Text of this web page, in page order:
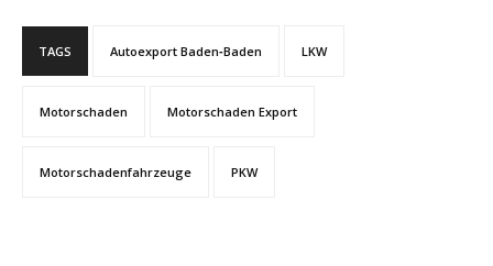
TAGS Autoexport Baden‑Baden LKW
Motorschaden Motorschaden Export
Motorschadenfahrzeuge PKW